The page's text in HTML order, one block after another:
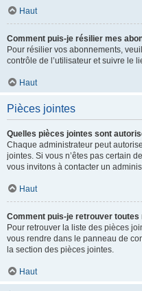
Haut
Comment puis-je résilier mes
Pour résilier vos abonnements,
contrôle de l’utilisateur et suivre le
Haut
Pièces jointes
Quelles pièces jointes sont
Chaque administrateur peut
jointes. Si vous n’êtes pas certain
vous invitons à contacter un
Haut
Comment puis-je retrouver toutes
Pour retrouver la liste des pièces
vous rendre dans le panneau de
la section des pièces jointes.
Haut